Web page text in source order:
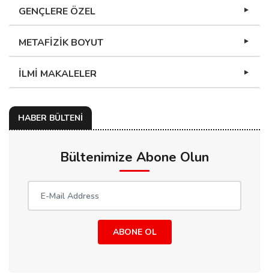
GENÇLERE ÖZEL
METAFİZİK BOYUT
İLMİ MAKALELER
HABER BÜLTENİ
Bültenimize Abone Olun
ABONE OL